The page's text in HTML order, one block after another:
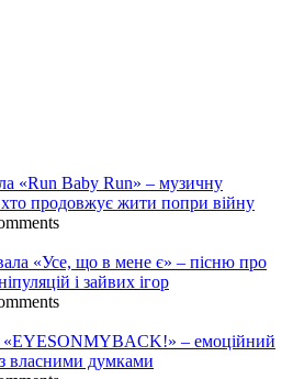
«Run Baby Run» – музичну
продовжує жити попри війну
«Усе, що в мене є» – пісню про
і зайвих ігор
«EYESONMYBACK!» – емоційний
власними думками